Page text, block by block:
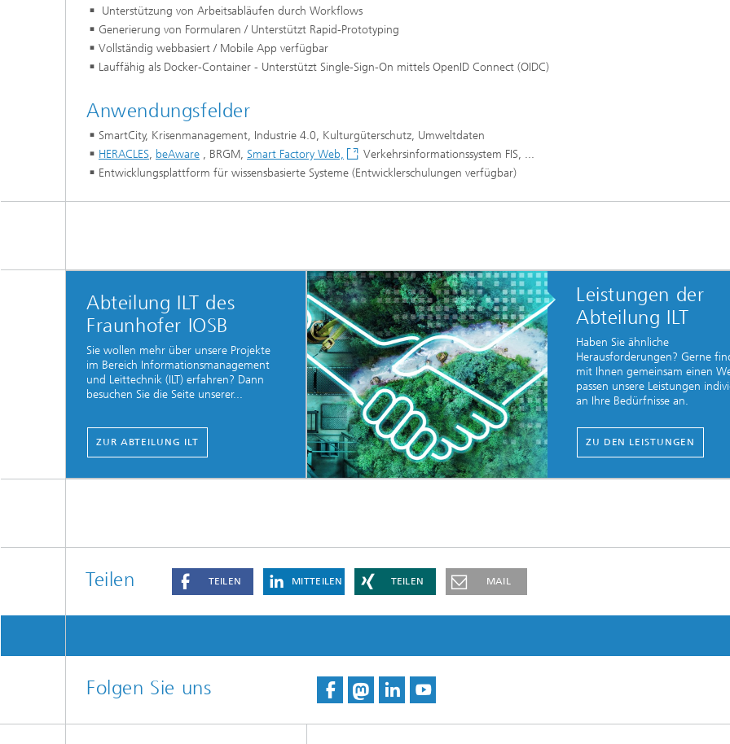
Unterstützung von Arbeitsabläufen durch Workflows
Generierung von Formularen / Unterstützt Rapid-Prototyping
Vollständig webbasiert / Mobile App verfügbar
Lauffähig als Docker-Container - Unterstützt Single-Sign-On mittels OpenID Connect (OIDC)
Anwendungsfelder
SmartCity, Krisenmanagement, Industrie 4.0, Kulturgüterschutz, Umweltdaten
HERACLES, beAware , BRGM, Smart Factory Web,
Verkehrsinformationssystem FIS, ...
Entwicklungsplattform für wissensbasierte Systeme (Entwicklerschulungen verfügbar)
Abteilung ILT des
Fraunhofer IOSB
Sie wollen mehr über unsere Projekte
im Bereich Informationsmanagement
und Leittechnik (ILT) erfahren? Dann
besuchen Sie die Seite unserer...
ZUR ABTEILUNG ILT
Leistungen der
Abteilung ILT
Haben Sie ähnliche
Herausforderungen? Gerne
mit Ihnen gemeinsam einen
passen unsere Leistungen
an Ihre Bedürfnisse an.
ZU DEN LEISTUNGEN
Teilen TEILEN MITTEILEN TEILEN MAIL
Folgen Sie uns